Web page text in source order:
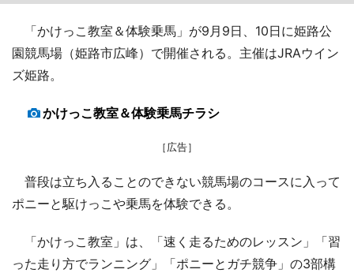
「かけっこ教室＆体験乗馬」が9月9日、10日に姫路公
園競馬場（姫路市広峰）で開催される。主催はJRAウイン
ズ姫路。
かけっこ教室＆体験乗馬チラシ
［広告］
普段は立ち入ることのできない競馬場のコースに入って
ポニーと駆けっこや乗馬を体験できる。
「かけっこ教室」は、「速く走るためのレッスン」「習
った走り方でランニング」「ポニーとガチ競争」の3部構